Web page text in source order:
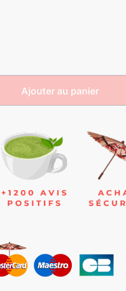
Ajouter au panier